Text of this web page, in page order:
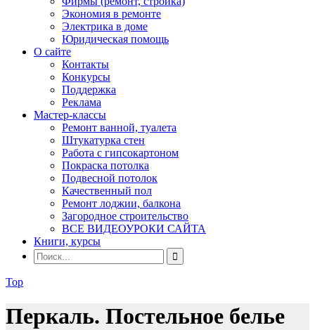
Экономия в ремонте
Электрика в доме
Юридическая помощь
О сайте
Контакты
Конкурсы
Поддержка
Реклама
Мастер-классы
Ремонт ванной, туалета
Штукатурка стен
Работа с гипсокартоном
Покраска потолка
Подвесной потолок
Качественный пол
Ремонт лоджии, балкона
Загородное строительство
ВСЕ ВИДЕОУРОКИ САЙТА
Книги, курсы
Top
Перкаль. Постельное белье